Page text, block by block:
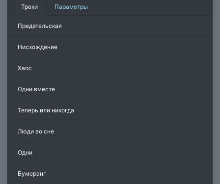
Треки Параметры
Предательская
Нисхождение
Хаос
Одни вместе
Теперь или никогда
Люди во сне
Одни
Бумеранг